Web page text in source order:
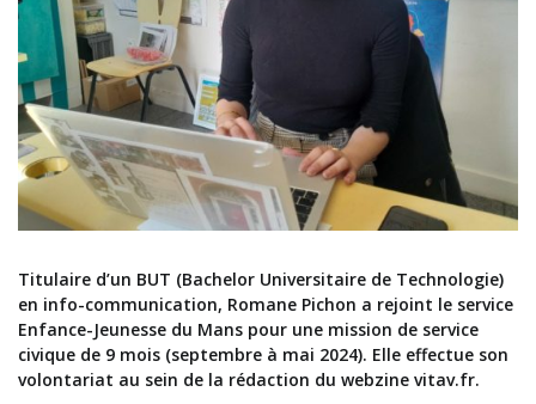
Titulaire d’un BUT (Bachelor Universitaire de Technologie)
en info-communication, Romane Pichon a rejoint le service
Enfance-Jeunesse du Mans pour une mission de service
civique de 9 mois (septembre à mai 2024). Elle effectue son
volontariat au sein de la rédaction du webzine vitav.fr.